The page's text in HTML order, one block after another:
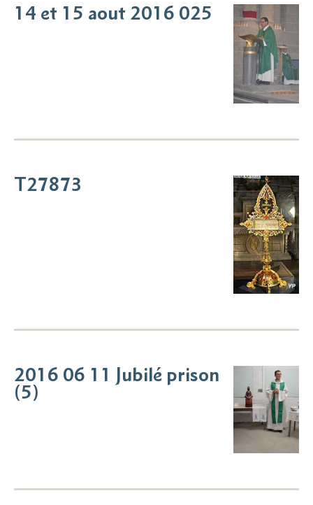
14 et 15 aout 2016 025
T27873
2016 06 11 Jubilé prison
(5)